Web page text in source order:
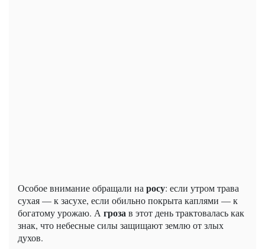
Особое внимание обращали наросу: если утром трава
сухая — к засухе, если обильно покрыта каплями — к
богатому урожаю. Агрозав этот день трактовалась как
знак, что небесные силы защищают землю от злых
духов.